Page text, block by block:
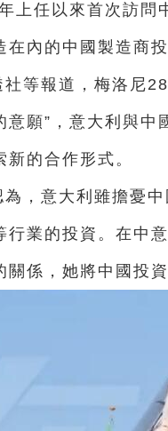
上任以來首次訪問
在內的中國製造商投
社等報道，梅洛尼
意願”，意大利與
的合作形式。
為，意大利雖擔憂
行業的投資。在中
關係，她將中國投